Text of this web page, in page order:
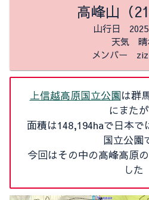
高峰山（
山行日
天気 晴
メンバー
上信越高原国立公園は群
にまた
面積は148,194haで日本で
国立公園
今回はその中の高峰高原
した